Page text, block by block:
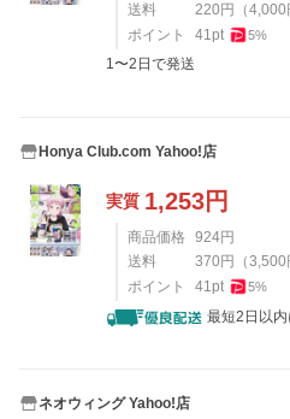
送料
220 円 （4,000
ポイント
41pt 5%
1〜2日で発送
Honya Club.com Yahoo!店
実質 1,253円
商品価格 924円
送料
370 円 （3,500
ポイント
41pt 5%
最短2日以内
ネオウィング Yahoo!店